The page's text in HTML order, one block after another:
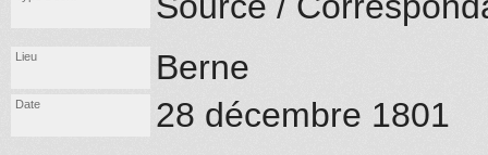
Lieu Berne
Date 28 décembre 1801